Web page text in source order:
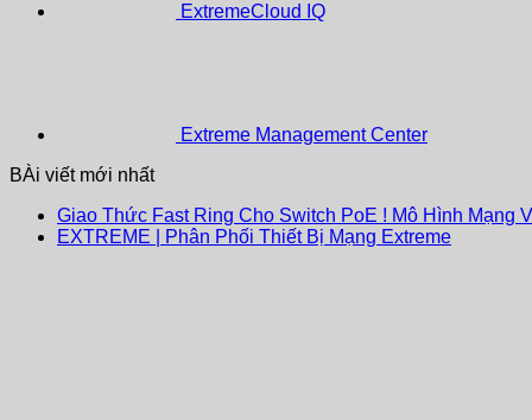
ExtremeCloud IQ
Extreme Management Center
BÀi viết mới nhất
Giao Thức Fast Ring Cho Switch PoE ! Mô Hình Mạng
EXTREME | Phân Phối Thiết Bị Mạng Extreme